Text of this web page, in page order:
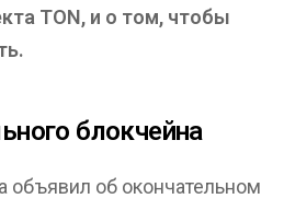
TON, и о том, чтобы
блокчейна
объявил об окончательном